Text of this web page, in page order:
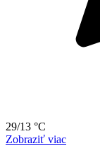
29/13 °C
Zobraziť viac